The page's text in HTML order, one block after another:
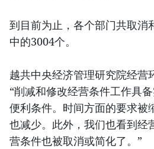
到目前为止，各个部门共取消
中的3004个。
越共中央经济管理研究院经营
“削减和修改经营条件工作具
便利条件。时间方面的要求被
也减少。此外，我们也看到经
营条件也被取消或简化了。”